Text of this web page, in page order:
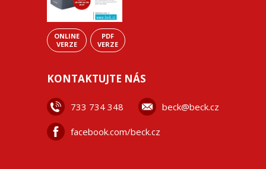
ONLINE
VERZE
PDF
VERZE
KONTAKTUJTE NÁS
733 734 348 beck@beck.cz
facebook.com/beck.cz